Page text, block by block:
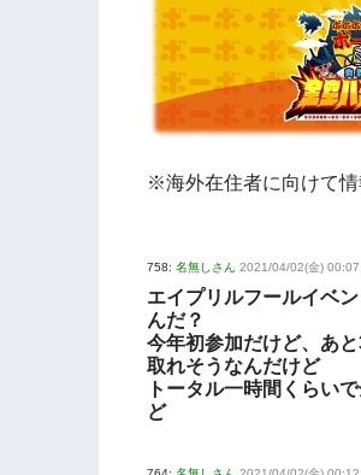
※海外在住者に向けて情
758: 名無しさん 2021/04/02(金)
エイプリルフールイベ
んだ？
今年初参加だけど、あ
取れそうなんだけど
トータル一時間くらい
ど